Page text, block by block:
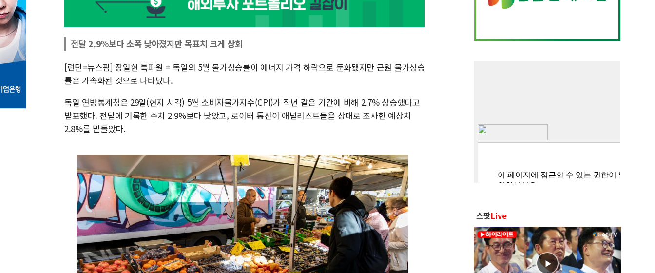
전달 2.9%보다 소폭 낮아졌지만 목표치 크게 상회
[런던=뉴스핌] 장일현 특파원 = 독일의 5월 물가상승률이 에너지 가격 하락으로 둔화됐지만 근원 물가상승
률은 가속화된 것으로 나타났다.
독일 연방통계청은 29일(현지 시각) 5월 소비자물가지수(CPI)가 작년 같은 기간에 비해 2.7% 상승했다고
발표했다. 전달에 기록한 수치 2.9%보다 낮았고, 로이터 통신이 애널리스트들을 상대로 조사한 예상치
2.8%를 밑돌았다.
스팟Live